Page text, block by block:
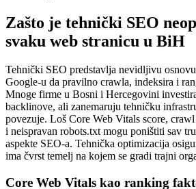
Zašto je tehnički SEO
svaku web stranicu u BiH
Tehnički SEO predstavlja nevidljivu
Google-u da pravilno crawla, indeksira i
Mnoge firme u Bosni i Hercegovini
backlinove, ali zanemaruju tehničku
povezuje. Loš Core Web Vitals score,
i neispravan robots.txt mogu poništiti sav
aspekte SEO-a. Tehnička optimizacija
ima čvrst temelj na kojem se gradi trajni
Core Web Vitals kao ranking